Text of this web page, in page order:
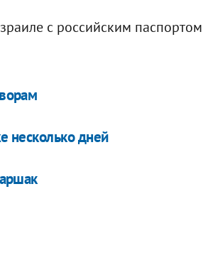
с российским паспортом
несколько дней